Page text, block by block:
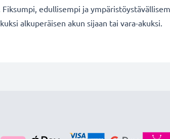
edullisempi ja
alkuperäisen akun sijaan tai vara-akuksi.